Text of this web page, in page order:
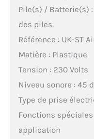
Pile(s) / Batterie(s)
des piles.
Référence : UK-ST
Matière : Plastique
Tension : 230 Volts
Niveau sonore : 45
Type de prise
Fonctions
application